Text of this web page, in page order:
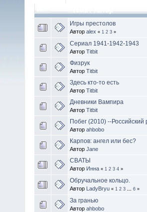
Тема/ Автор
Игры престолов
Автор alex « 1 2 3 »
Сериал 1941-1942-1943
Автор Titbit
Физрук
Автор Titbit
Здесь кто-то есть
Автор Titbit
Дневники Вампира
Автор Titbit
Побег (2010) --Российский
Автор ahbobo
Карпов: ангел или бес?
Автор Jane
СВАТЫ
Автор Инна « 1 2 3 4 »
Обручальное кольцо.
Автор LadyBryu « 1 2 3 6 »
За гранью
Автор ahbobo